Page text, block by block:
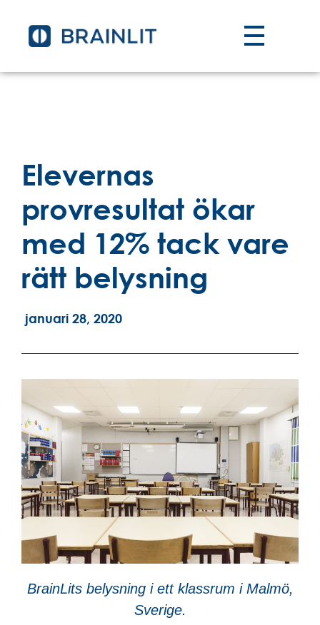
Elevernas
provresultat ökar
med 12% tack vare
rätt belysning
januari 28, 2020
BrainLits belysning i ett klassrum i Malmö,
Sverige.